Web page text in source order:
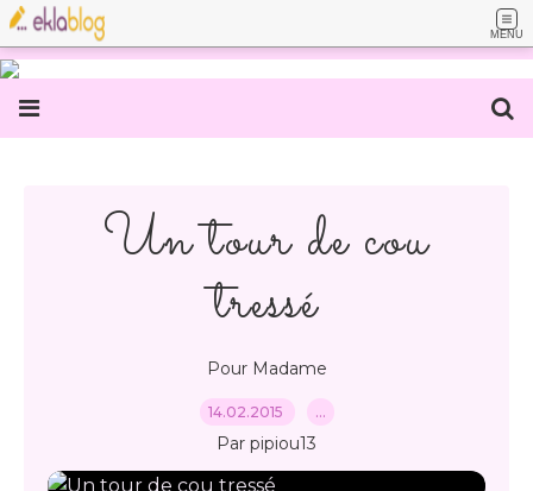
MENU
Un tour de cou
tressé
Pour Madame
14.02.2015 …
Par pipiou13